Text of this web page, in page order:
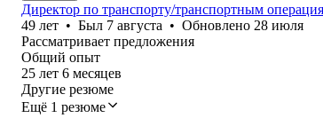
Директор по транспорту/транспортным
49 лет • Был 7 августа • Обновлено 28 июля
Рассматривает предложения
Общий опыт
25 лет 6 месяцев
Другие резюме
Ещё 1 резюме